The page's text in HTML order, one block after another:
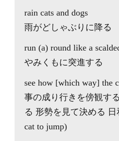
rain cats and dogs
雨がどしゃぶりに降る
run (a) round like a
やみくもに突進する
see how [which way] the
事の成り行きを傍観す
る 形勢を見て決める
cat to jump)